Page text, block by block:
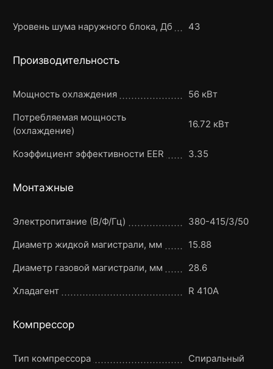
Уровень шума наружного блока, Дб 43
Производительность
Мощность охлаждения
56 кВт
Потребляемая мощность
(охлаждение)
16.72 кВт
Коэффициент эффективности EER 3.35
Монтажные
Электропитание (В/Ф/Гц)
380-415/3/50
Диаметр жидкой магистрали, мм
15.88
Диаметр газовой магистрали, мм
28.6
Хладагент
R 410A
Компрессор
Тип компрессора Спиральный